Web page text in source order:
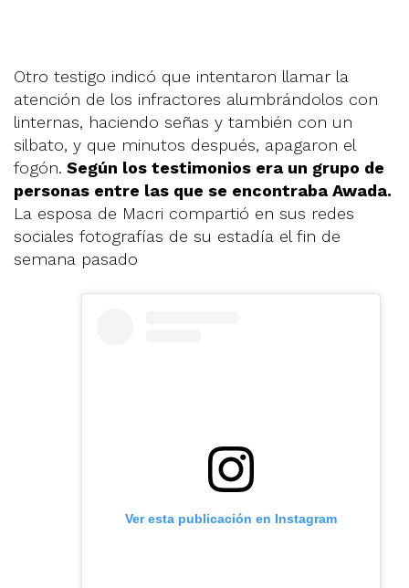
Otro testigo indicó que intentaron llamar la
atención de los infractores alumbrándolos con
linternas, haciendo señas y también con un
silbato, y que minutos después, apagaron el
fogón. Según los testimonios era un grupo de
personas entre las que se encontraba Awada.
La esposa de Macri compartió en sus redes
sociales fotografías de su estadía el fin de
semana pasado
Ver esta publicación en Instagram